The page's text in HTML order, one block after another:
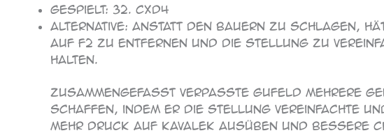
Gespielt: 32. cxd4
Alternative: Anstatt den Bauern zu schlagen,
auf f2 zu entfernen und die Stellung zu
halten.
Zusammengefasst verpasste Gufeld mehrere
schaffen, indem er die Stellung vereinfachte
mehr Druck auf Kavalek ausüben und bessere